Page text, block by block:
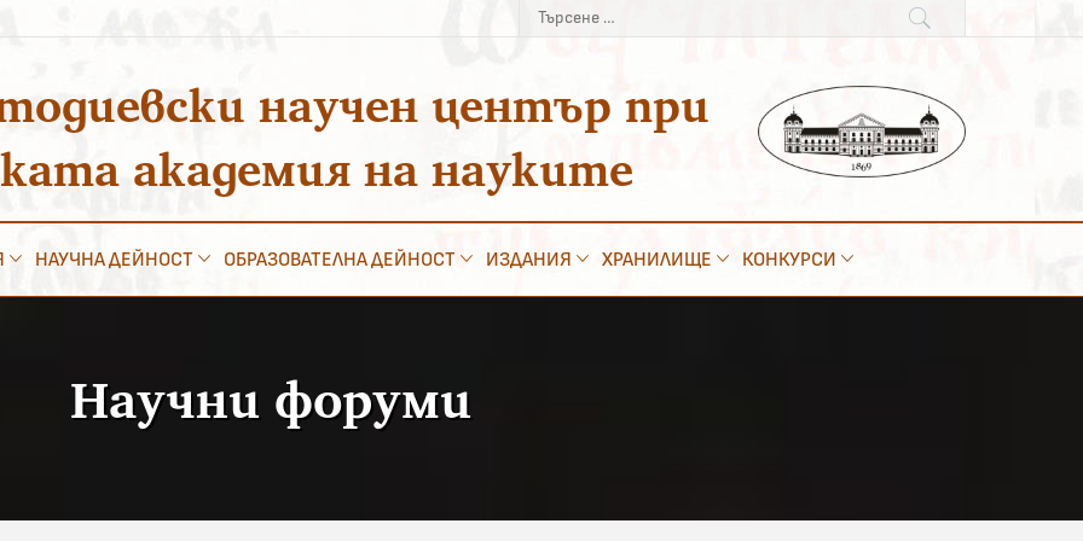
Търсене
за:
научен център при
академия на науките
НАУЧНА ДЕЙНОСТ ОБРАЗОВАТЕЛНА ДЕЙНОСТ ИЗДАНИЯ ХРАНИЛИЩЕ КОНКУРСИ
Научни форуми